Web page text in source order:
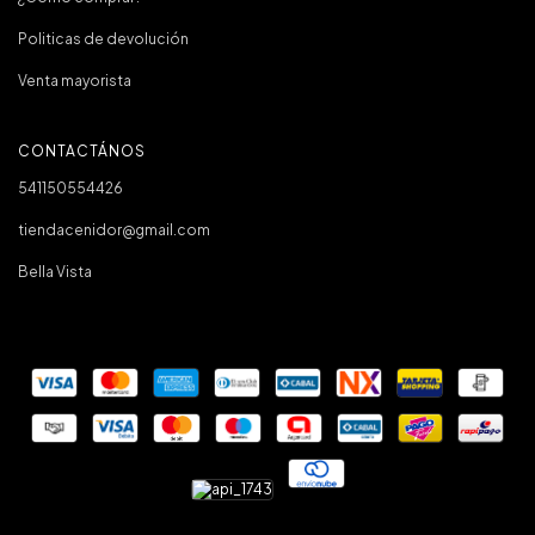
Politicas de devolución
Venta mayorista
CONTACTÁNOS
541150554426
tiendacenidor@gmail.com
Bella Vista